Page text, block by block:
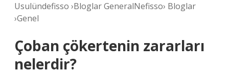
Usulündefisso ›Bloglar GeneralNefisso› Bloglar
›Genel
Çoban çökertenin zararları
nelerdir?